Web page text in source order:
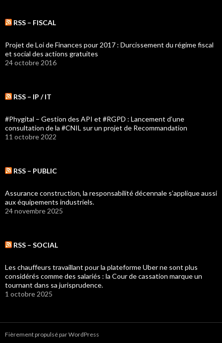
RSS – FISCAL
Projet de Loi de Finances pour 2017 : Durcissement du régime fiscal
et social des actions gratuites
24 octobre 2016
RSS – IP / IT
#Phygital – Gestion des API et #RGPD : Lancement d’une
consultation de la #CNIL sur un projet de Recommandation
11 octobre 2022
RSS – PUBLIC
Assurance construction, la responsabilité décennale s’applique aussi
aux équipements industriels.
24 novembre 2025
RSS – SOCIAL
Les chauffeurs travaillant pour la plateforme Uber ne sont plus
considérés comme des salariés : la Cour de cassation marque un
tournant dans sa jurisprudence.
1 octobre 2025
Fièrement propulsé par WordPress